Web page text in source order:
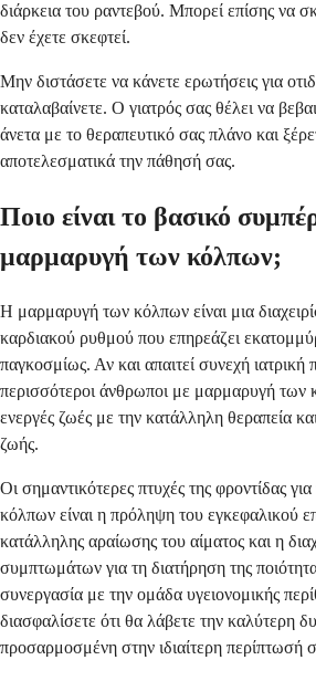
διάρκεια του ραντεβού. Μπορεί επίσης να
δεν έχετε σκεφτεί.
Μην διστάσετε να κάνετε ερωτήσεις για
καταλαβαίνετε. Ο γιατρός σας θέλει να
άνετα με το θεραπευτικό σας πλάνο και
αποτελεσματικά την πάθησή σας.
Ποιο είναι το βασικό
μαρμαρυγή των κόλπων;
Η μαρμαρυγή των κόλπων είναι μια
καρδιακού ρυθμού που επηρεάζει
παγκοσμίως. Αν και απαιτεί συνεχή
περισσότεροι άνθρωποι με μαρμαρυγή των
ενεργές ζωές με την κατάλληλη θεραπεία
ζωής.
Οι σημαντικότερες πτυχές της φροντίδας
κόλπων είναι η πρόληψη του εγκεφαλικού
κατάλληλης αραίωσης του αίματος και η
συμπτωμάτων για τη διατήρηση της
συνεργασία με την ομάδα υγειονομικής
διασφαλίσετε ότι θα λάβετε την καλύτερη
προσαρμοσμένη στην ιδιαίτερη περίπτωσή